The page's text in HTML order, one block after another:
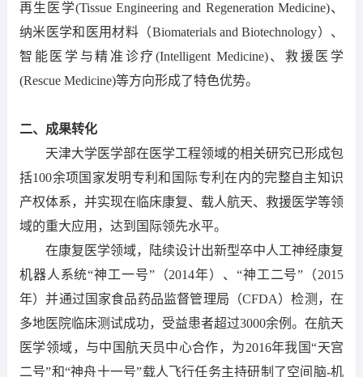
再生医学(Tissue Engineering and Regeneration Medicine)、
纳米医学和医用材料（Biomaterials and Biotechnology）、
智能医学与精准诊疗(Intelligent Medicine)、救援医学
(Rescue Medicine)等方向形成了特色优势。
二、成果转化
天津大学医学部在医学工程领域的相关研究已形成包
括100余项国家发明专利和国际专利在内的完整自主知识
产权体系，并实现在临床康复、载人航天、救援医学等领
域的重大应用，达到国际领先水平。
在康复医学领域，陆续设计出新型卒中人工神经康复
机器人系统“神工一号”（2014年）、“神工二号”（2015
年）并通过国家食品药品监督管理局（CFDA）检测，在
多地医院临床测试成功，受益患者超过3000余例。在航天
医学领域，与中国航天员中心合作，为2016年我国“天宫
二号”和“神舟十一号”载人飞行任务主持研制了空间脑-机